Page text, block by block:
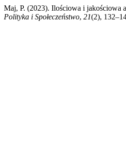
Maj, P. (2023). Ilościowa i jakościowa
Polityka i Społeczeństwo, 21(2),